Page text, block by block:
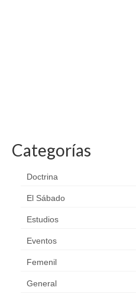
Categorías
Doctrina
El Sábado
Estudios
Eventos
Femenil
General